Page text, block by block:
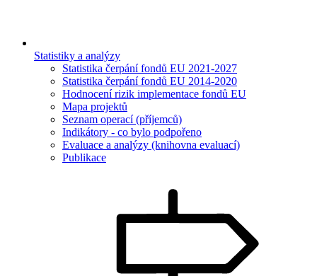
Statistiky a analýzy
Statistika čerpání fondů EU 2021-2027
Statistika čerpání fondů EU 2014-2020
Hodnocení rizik implementace fondů EU
Mapa projektů
Seznam operací (příjemců)
Indikátory - co bylo podpořeno
Evaluace a analýzy (knihovna evaluací)
Publikace